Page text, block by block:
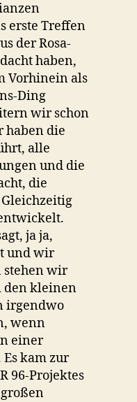
erste Treffen
der Rosa-
haben,
Vorhinein als
Ding
wir schon
haben die
alle
und die
die
Gleichzeitig
ja ja,
und wir
stehen wir
den kleinen
irgendwo
wenn
einer
kam zur
96-Projektes